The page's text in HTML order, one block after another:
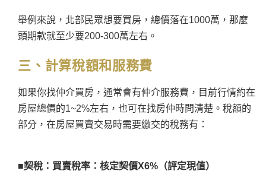
舉例來說，北部民眾想要買房，總價落在1000萬，那麼
頭期款就至少要200-300萬左右。
三、計算稅額和服務費
如果你找仲介買房，通常會有仲介服務費，目前行情約在
房屋總價的1~2%左右，也可在找房仲時問清楚。稅額的
部分，在房屋買賣交易時需要繳交的稅務有：
■契稅：買賣稅率：核定契價X6%（評定現值）